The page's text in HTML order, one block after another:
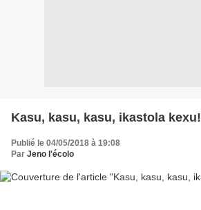
Kasu, kasu, kasu, ikastola kexu!
Publié le 04/05/2018 à 19:08
Par Jeno l'écolo